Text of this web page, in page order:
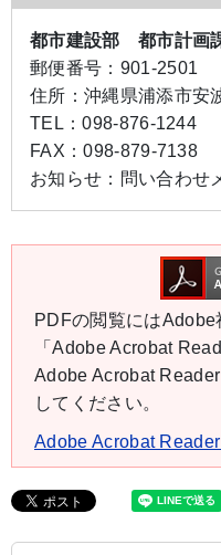
都市建設部 都市計画
郵便番号： 901-2501
住所： 沖縄県浦添市安
TEL：098-876-1244
FAX：098-879-7138
お知らせ： 問い合わせ
PDFの閲覧には
「Adobe Acrobat
Adobe Acrobat
してください。
Adobe Acrobat